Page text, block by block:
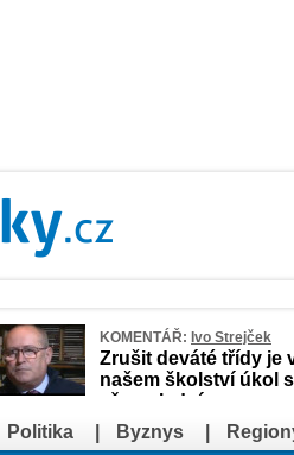
KOMENTÁŘ: Ivo Strejček
Zrušit deváté třídy je
našem školství úkol
až poslední
Politika Byznys